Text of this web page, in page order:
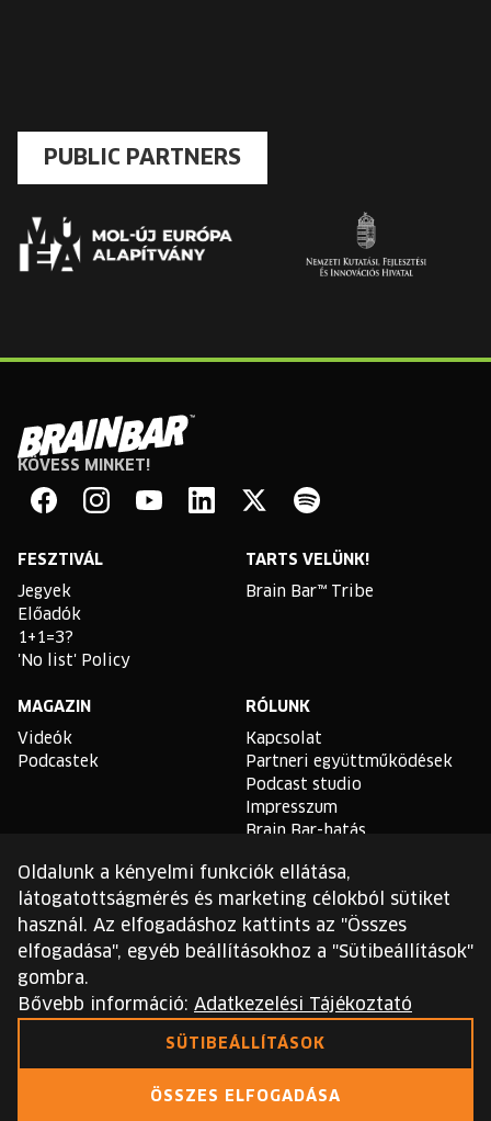
PUBLIC PARTNERS
Brain
Bar
KÖVESS MINKET!
FESZTIVÁL
Jegyek
Előadók
1+1=3?
'No list' Policy
TARTS VELÜNK!
Brain Bar™ Tribe
MAGAZIN
Videók
Podcastek
RÓLUNK
Kapcsolat
Partneri együttműködések
Podcast studio
Impresszum
Brain Bar-hatás
TLDR
Általános Szerződési
Feltételek
Sütikezelési Szabályzat
Adatvédelmi Szabályzat
Ezt a webhelyet a reCAPTCHA védi, és a Google
Oldalunk a kényelmi funkciók ellátása,
látogatottságmérés és marketing célokból sütiket
használ. Az elfogadáshoz kattints az "Összes
elfogadása", egyéb beállításokhoz a "Sütibeállítások"
gombra.
Bővebb információ: Adatkezelési Tájékoztató
SÜTIBEÁLLÍTÁSOK
ÖSSZES ELFOGADÁSA